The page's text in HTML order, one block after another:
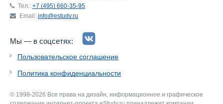
Тел.: +7 (495) 660-35-95
Email: info@estudy.ru
Мы — в соцсетях:
Пользовательское соглашение
Политика конфиденциальности
© 1998-2026 Все права на дизайн, информационное и графическое